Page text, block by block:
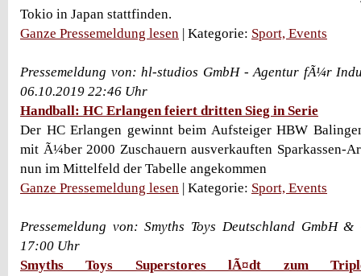
Tokio in Japan stattfinden.
Ganze Pressemeldung lesen | Kategorie: Sport, Events
Pressemeldung von: hl-studios GmbH - Agentur fÃ¼r
06.10.2019 22:46 Uhr
Handball: HC Erlangen feiert dritten Sieg in Serie
Der HC Erlangen gewinnt beim Aufsteiger HBW
mit Ã¼ber 2000 Zuschauern ausverkauften Sparkassen-
nun im Mittelfeld der Tabelle angekommen
Ganze Pressemeldung lesen | Kategorie: Sport, Events
Pressemeldung von: Smyths Toys Deutschland GmbH
17:00 Uhr
Smyths Toys Superstores lÃ¤dt zum